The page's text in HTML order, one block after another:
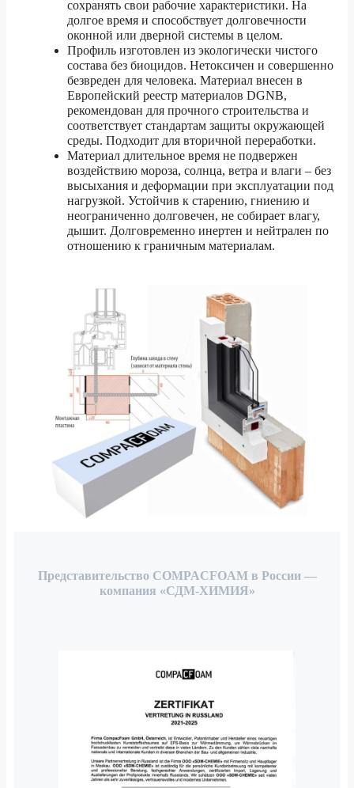
сохранять свои рабочие характеристики. На
долгое время и способствует долговечности
оконной или дверной системы в целом.
Профиль изготовлен из экологически чистого
состава без биоцидов. Нетоксичен и совершенно
безвреден для человека. Материал внесен в
Европейский реестр материалов DGNB,
рекомендован для прочного строительства и
соответствует стандартам защиты окружающей
среды. Подходит для вторичной переработки.
Материал длительное время не подвержен
воздействию мороза, солнца, ветра и влаги – без
высыхания и деформации при эксплуатации под
нагрузкой. Устойчив к старению, гниению и
неограниченно долговечен, не собирает влагу,
дышит. Долговременно инертен и нейтрален по
отношению к граничным материалам.
Представительство COMPACFOAM в России —
компания «СДМ-ХИМИЯ»